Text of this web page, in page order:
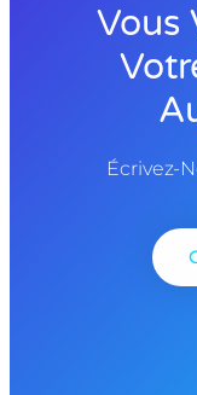
Vous
Écrivez-